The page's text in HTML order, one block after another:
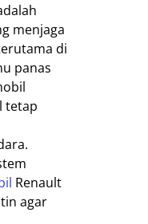
menjaga
di
panas
tetap
Renault
agar